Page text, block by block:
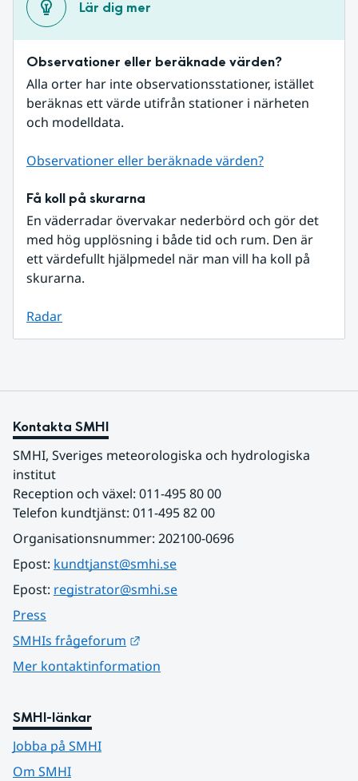
Lär dig mer
Observationer eller beräknade värden?
Alla orter har inte observationsstationer, istället
beräknas ett värde utifrån stationer i närheten
och modelldata.
Observationer eller beräknade värden?
Få koll på skurarna
En väderradar övervakar nederbörd och gör det
med hög upplösning i både tid och rum. Den är
ett värdefullt hjälpmedel när man vill ha koll på
skurarna.
Radar
Kontakta SMHI
SMHI, Sveriges meteorologiska och hydrologiska
institut
Reception och växel: 011-495 80 00
Telefon kundtjänst: 011-495 82 00
Organisationsnummer: 202100-0696
Epost: kundtjanst@smhi.se
Epost: registrator@smhi.se
Press
SMHIs frågeforum
Mer kontaktinformation
SMHI-länkar
Jobba på SMHI
Om SMHI